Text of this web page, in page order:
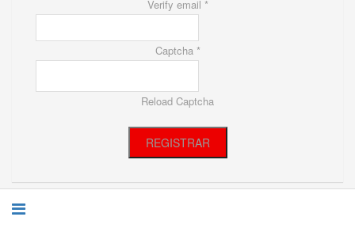
Verify email *
Captcha *
Reload Captcha
REGISTRAR